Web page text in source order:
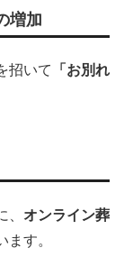
増加
招いて
「お別れ
オンライン葬
ます。